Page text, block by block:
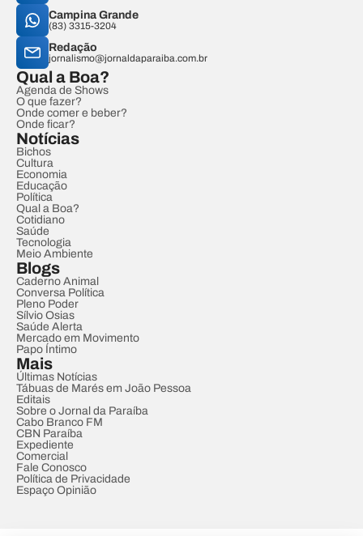
Campina Grande
(83) 3315-3204
Redação
jornalismo@jornaldaparaiba.com.br
Qual a Boa?
Agenda de Shows
O que fazer?
Onde comer e beber?
Onde ficar?
Notícias
Bichos
Cultura
Economia
Educação
Política
Qual a Boa?
Cotidiano
Saúde
Tecnologia
Meio Ambiente
Blogs
Caderno Animal
Conversa Política
Pleno Poder
Sílvio Osias
Saúde Alerta
Mercado em Movimento
Papo Íntimo
Mais
Últimas Notícias
Tábuas de Marés em João Pessoa
Editais
Sobre o Jornal da Paraíba
Cabo Branco FM
CBN Paraíba
Expediente
Comercial
Fale Conosco
Política de Privacidade
Espaço Opinião